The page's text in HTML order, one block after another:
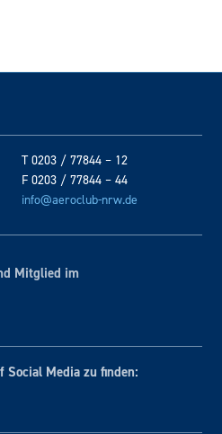
T 0203 / 77844 – 12
F 0203 / 77844 – 44
info@aeroclub-nrw.de
Mitglied im
Social Media zu finden: